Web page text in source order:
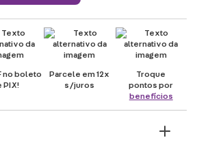
no boleto
PIX!
Parcele em 12x
s/juros
Troque
pontos por
benefícios